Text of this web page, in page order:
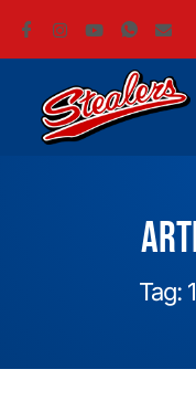
Tag: